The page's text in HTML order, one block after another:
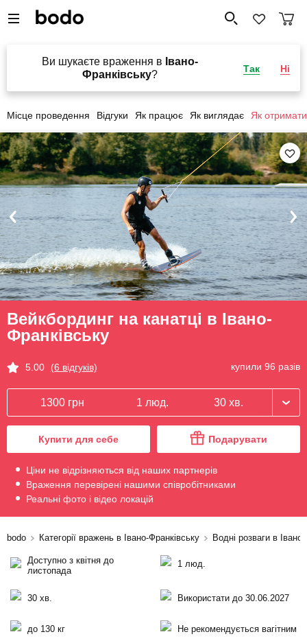
Ви шукаєте враження в Івано-
Франківську?
Так Ні
Місце проведення Відгуки Як працює Як виглядає Як отримати
Вейкбординг на канатці в Івано-
Франківську
5.00 (6 відгуків) купили 96 разів
1300 грн 1 люд. 30 хв.
Купити для себе Подарувати
Ціни не відрізняються від наших партнерів
Враження перевірені нашими співробітниками
Реальні фото і відео локацій
bodo Категорії вражень в Івано-Франківську Водні розваги в
Доступно з квітня до
листопада
1 люд.
30 хв. Використати до 30.06.2027
до 130 кг Не рекомендується вагітним